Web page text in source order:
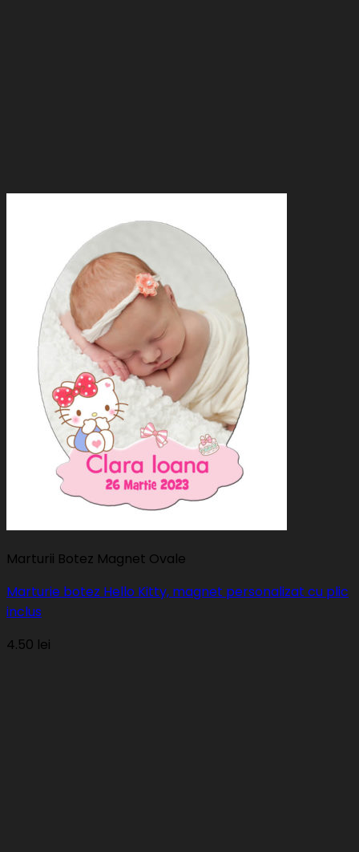
Marturii Botez Magnet Ovale
Marturie botez Hello Kitty, magnet personalizat cu plic
inclus
4.50 lei